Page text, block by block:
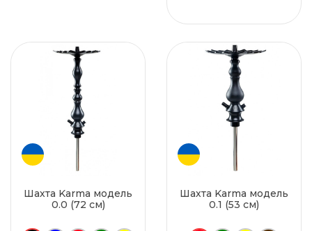
Шахта Karma модель
0.0 (72 см)
Шахта Karma модель
0.1 (53 см)